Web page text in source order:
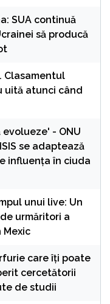
SUA continuă
să producă
Clasamentul
uită atunci când
- ONU
se adaptează
influența în ciuda
unui live: Un
urmăritori a
care îți poate
cercetătorii
de studii